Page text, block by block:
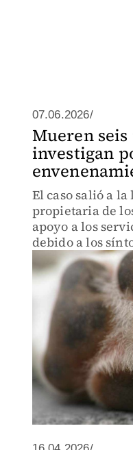
07.06.2026/
Mueren
investigan
El caso salió a
propietaria de
apoyo a los
debido a los